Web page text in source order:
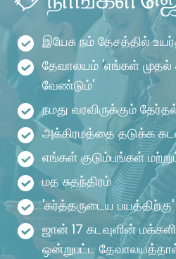
இயேசு நம் தேசத்தில்
தேவாலயம் 'எங்கள் முதல்
வேண்டும்'
நமது வரவிருக்கும்
அக்கிரமத்தை தடுக்க
எங்கள் குடும்பங்கள்
மத சுதந்திரம்
'கர்த்தருடைய பயத்திற்கு'
ஜான் 17 கடவுளின்
ஒன்றுபட்ட தேவாலயத்தால்